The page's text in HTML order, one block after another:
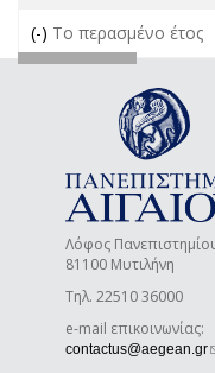
(-) Remove Το
Το περασμένο έτος
Λόφος
81100 Μυτιλήνη
Τηλ. 22510 36000
e-mail επικοινωνίας:
contactus@aegean.gr